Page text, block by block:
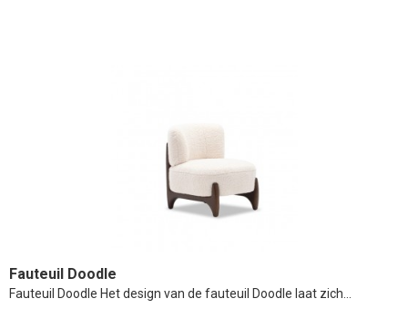
Fauteuil Doodle
Fauteuil Doodle Het design van de fauteuil Doodle laat zich…